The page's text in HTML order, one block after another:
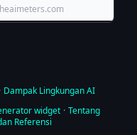
· Dampak Lingkungan AI
widget · Tentang
Referensi